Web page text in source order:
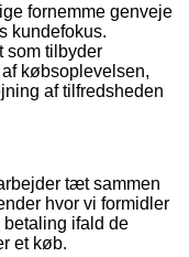
fornemme genveje
kundefokus.
som tilbyder
købsoplevelsen,
af tilfredsheden
tæt sammen
hvor vi formidler
betaling ifald de
et køb.